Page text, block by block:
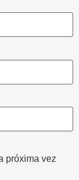
próxima vez